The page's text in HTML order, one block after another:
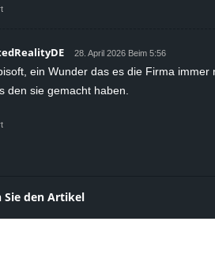
28. April 2026 Beim 5:56
ein Wunder das es die Firma
den sie gemacht haben.
Sie den Artikel